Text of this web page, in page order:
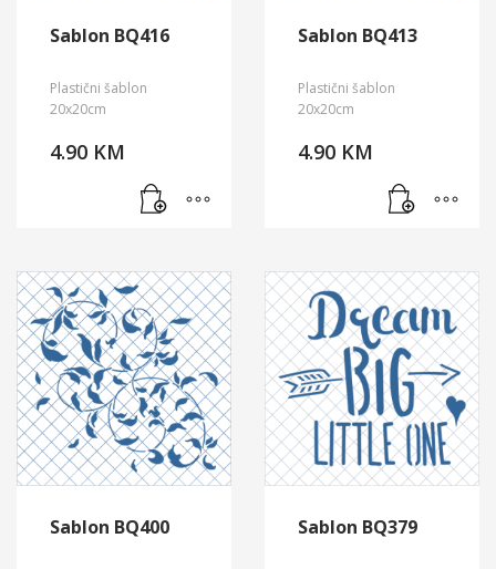
Sablon BQ416
Plastični šablon
20x20cm
4.90 KM
Sablon BQ413
Plastični šablon
20x20cm
4.90 KM
Sablon BQ400 Sablon BQ379